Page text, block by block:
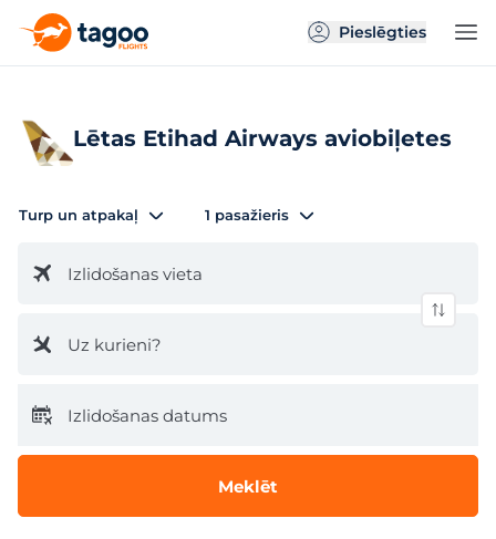
Pieslēgties
Lētas Etihad Airways aviobiļetes
Turp un atpakaļ 1 pasažieris
Izlidošanas vieta
Uz kurieni?
Izlidošanas datums
Meklēt